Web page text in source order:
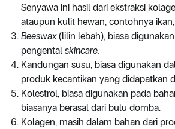
Senyawa ini hasil dari ekstraksi
ataupun kulit hewan, contohnya
Beeswax(lilin lebah), biasa
pengental skincare.
Kandungan susu, biasa digunakan
produk kecantikan yang didapatkan
Kolestrol, biasa digunakan pada
biasanya berasal dari bulu domba.
Kolagen, masih dalam bahan dari